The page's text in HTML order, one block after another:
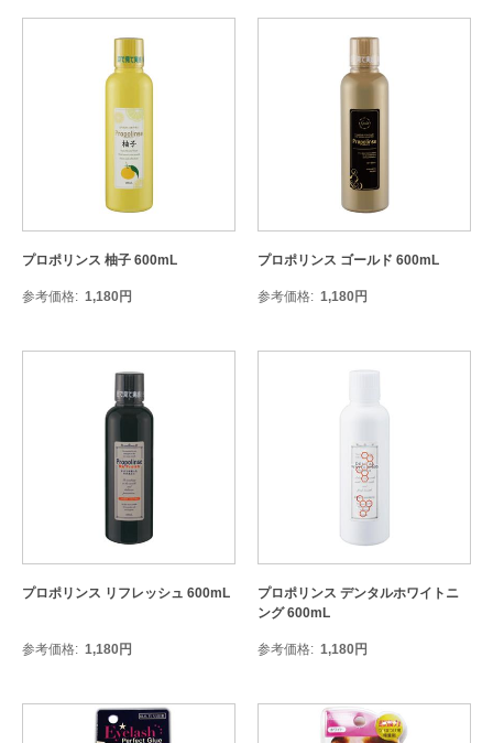
プロポリンス 柚子 600mL
参考価格 1,180円
プロポリンス ゴールド 600mL
参考価格 1,180円
プロポリンス リフレッシュ 600mL
参考価格 1,180円
プロポリンス デンタルホワイトニ
ング 600mL
参考価格 1,180円